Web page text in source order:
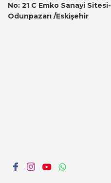
No: 21 C Emko Sanayi Sitesi-
Odunpazarı /Eskişehir